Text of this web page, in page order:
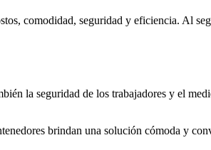
comodidad, seguridad y eficiencia. Al
la seguridad de los trabajadores y el
brindan una solución cómoda y